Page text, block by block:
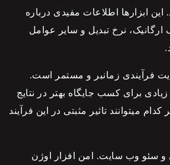
این ابزارها اطلاعات مفیدی درباره
نرخ تبدیل و سایر عوامل
فرآیندی زمانبر و مستمر است.
برای کسب جایگاه بهتر در نتایج
میتوانند تاثیر مثبتی در این فرآیند